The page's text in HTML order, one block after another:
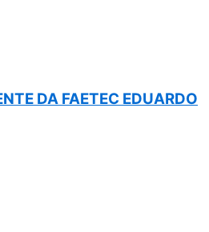
DA FAETEC EDUARDO